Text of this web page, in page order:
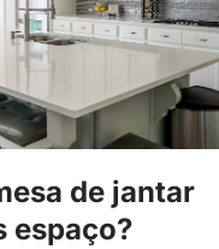
de jantar
espaço?